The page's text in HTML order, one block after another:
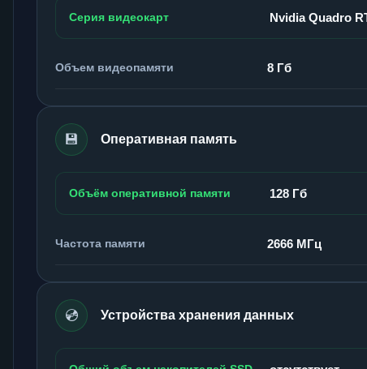
Серия видеокарт Nvidia Quadro
Объем видеопамяти 8 Гб
💾 Оперативная память
Объём оперативной памяти 128 Гб
Частота памяти 2666 МГц
💿 Устройства хранения данных